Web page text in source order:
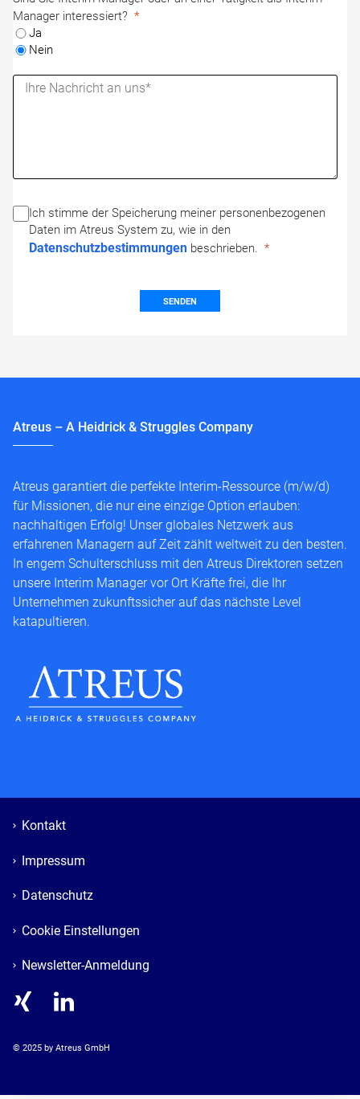
Manager interessiert?
Ja
Nein
Ich stimme der Speicherung meiner personenbezogenen
Daten im Atreus System zu, wie in den
Datenschutzbestimmungen beschrieben.
SENDEN
Atreus – A Heidrick & Struggles Company
Atreus garantiert die perfekte Interim-Ressource (m/w/d)
für Missionen, die nur eine einzige Option erlauben:
nachhaltigen Erfolg! Unser globales Netzwerk aus
erfahrenen Managern auf Zeit zählt weltweit zu den besten.
In engem Schulterschluss mit den Atreus Direktoren setzen
unsere Interim Manager vor Ort Kräfte frei, die Ihr
Unternehmen zukunftssicher auf das nächste Level
katapultieren.
Kontakt
Impressum
Datenschutz
Cookie Einstellungen
Newsletter-Anmeldung
© 2025 by Atreus GmbH